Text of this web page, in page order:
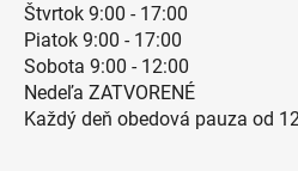
Štvrtok 9:00 - 17:00
Piatok 9:00 - 17:00
Sobota 9:00 - 12:00
Nedeľa ZATVORENÉ
Každý deň obedová pauza od